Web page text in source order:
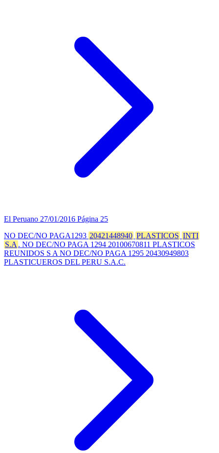
El Peruano 27/01/2016 Página 25
NO DEC/NO PAGA1293 20421448940 PLASTICOS INTI
S.A . NO DEC/NO PAGA 1294 20100670811 PLASTICOS
REUNIDOS S A NO DEC/NO PAGA 1295 20430949803
PLASTICUEROS DEL PERU S.A.C.